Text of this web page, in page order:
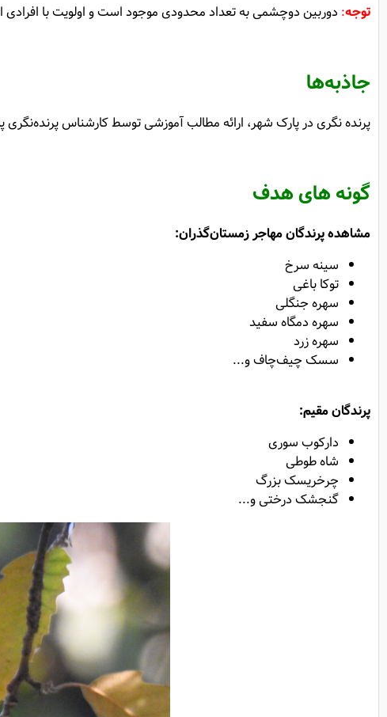
توجه:دوربین دوچشمی به تعداد محدودی موجود است و اولویت با افرادی است که زودتر
جاذبه‌ها
پرنده نگری در پارک شهر، ارائه مطالب آموزشی توسط کارشناس پرنده‌نگری
گونه های هدف
مشاهده پرندگان مهاجر زمستان‌گذران:
سینه سرخ
توکا باغی
سهره جنگلی
سهره دمگاه سفید
سهره زرد
سسک چیف‌چاف و...
پرندگان مقیم:
دارکوب سوری
شاه طوطی
چرخریسک بزرگ
گنجشک درختی و...